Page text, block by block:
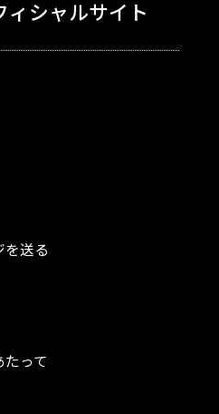
ィシャルサイト
を送る
たって